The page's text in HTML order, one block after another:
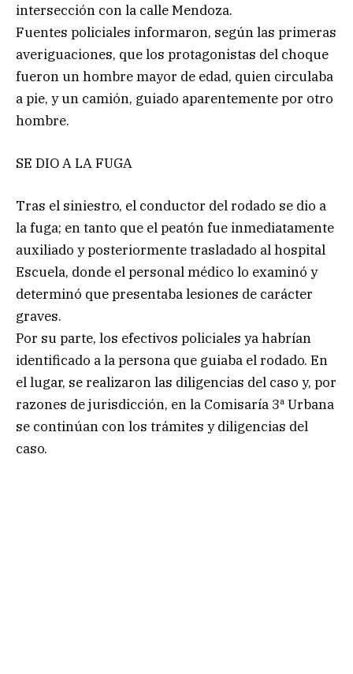
intersección con la calle Mendoza.
Fuentes policiales informaron, según las primeras
averiguaciones, que los protagonistas del choque
fueron un hombre mayor de edad, quien circulaba
a pie, y un camión, guiado aparentemente por otro
hombre.
SE DIO A LA FUGA
Tras el siniestro, el conductor del rodado se dio a
la fuga; en tanto que el peatón fue inmediatamente
auxiliado y posteriormente trasladado al hospital
Escuela, donde el personal médico lo examinó y
determinó que presentaba lesiones de carácter
graves.
Por su parte, los efectivos policiales ya habrían
identificado a la persona que guiaba el rodado. En
el lugar, se realizaron las diligencias del caso y, por
razones de jurisdicción, en la Comisaría 3ª Urbana
se continúan con los trámites y diligencias del
caso.